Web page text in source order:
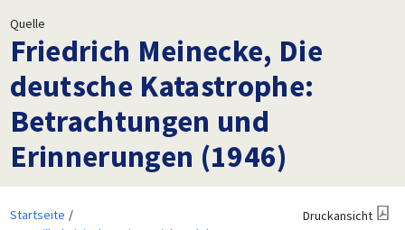
Quelle
Friedrich Meinecke, Die
deutsche Katastrophe:
Betrachtungen und
Erinnerungen (1946)
Startseite
Druckansicht